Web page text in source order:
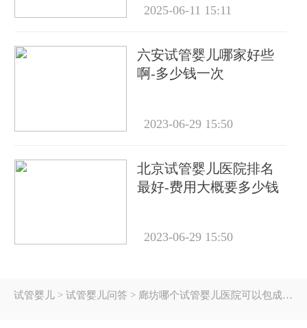
2025-06-11 15:11
六安试管婴儿哪家好些
啊-多少钱一次
2023-06-29 15:50
北京试管婴儿医院排名
最好-费用大概要多少钱
2023-06-29 15:50
试管婴儿 > 试管婴儿问答 > 廊坊哪个试管婴儿医院可以包成功？内附试管费用!